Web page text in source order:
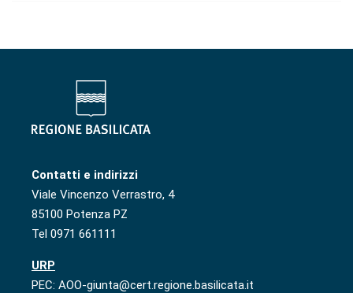
Contatti e indirizzi
Viale Vincenzo Verrastro, 4
85100 Potenza PZ
Tel 0971 661111
URP
PEC: AOO-giunta@cert.regione.basilicata.it